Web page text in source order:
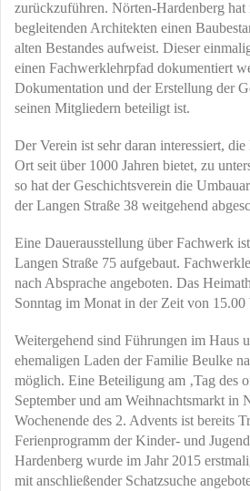
zurückzuführen. Nörten-Hardenberg hat
begleitenden Architekten einen
alten Bestandes aufweist. Dieser
einen Fachwerklehrpfad dokumentiert
Dokumentation und der Erstellung der
seinen Mitgliedern beteiligt ist.
Der Verein ist sehr daran interessiert,
Ort seit über 1000 Jahren bietet, zu
so hat der Geschichtsverein die
der Langen Straße 38 weitgehend
Eine Dauerausstellung über Fachwerk
Langen Straße 75 aufgebaut.
nach Absprache angeboten. Das
Sonntag im Monat in der Zeit von
Weitergehend sind Führungen im Haus
ehemaligen Laden der Familie Beulke
möglich. Eine Beteiligung am ‚Tag des
September und am Weihnachtsmarkt in
Wochenende des 2. Advents ist bereits
Ferienprogramm der Kinder- und
Hardenberg wurde im Jahr 2015
mit anschließender Schatzsuche